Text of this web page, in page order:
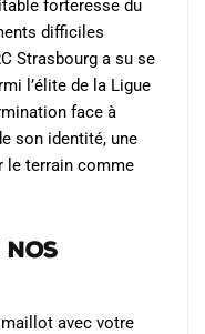
forteresse du
difficiles
Strasbourg a su se
l’élite de la Ligue
face à
son identité, une
le terrain comme
avec votre